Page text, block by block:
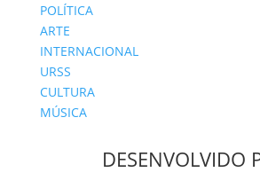
POLÍTICA
ARTE
INTERNACIONAL
URSS
CULTURA
MÚSICA
DESENVOLVIDO